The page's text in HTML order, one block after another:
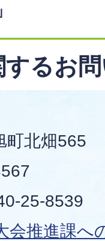
るお
町北畑565
25-8539
会推進課へ